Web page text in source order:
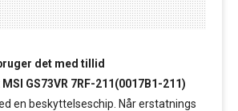
det med tillid
MSI GS73VR 7RF-211(0017B1-211)
en beskyttelseschip. Når erstatnings